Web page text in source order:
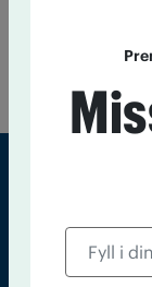
på grund av
av barnhemmen
Tidningen